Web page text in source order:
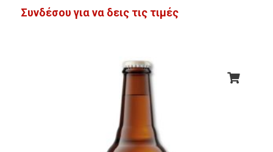
Συνδέσου για να δεις τις τιμές